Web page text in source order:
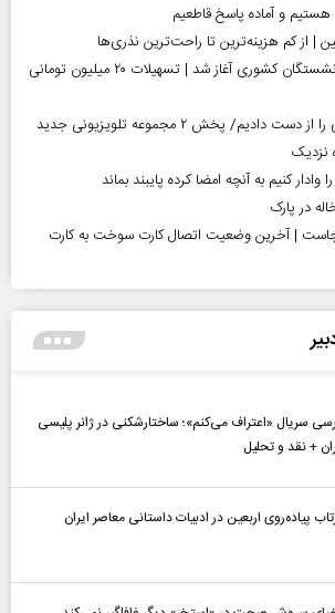
و آماده پاسخ قاطعیم
| از کم هزینه‌ترین تا راحت‌ترین نذری‌ها
ثبت‌نام وام اربعین بازنشستگان کشوری آغاز شد | تسهیلات ۲۰ میلیون تومانی
هنرمند منحصر‌به‌فردی را از دست دادیم/ پخش ۲ مجموعه تلویزیونی جدید
نزدیک
کنیم به آنچه امضا کرده پایبند بماند
پابرجاست | آخرین وضعیت اتصال کارت سوخت به کارت
سریال «اعتراف می‌کنم»؛ ساختارشکنی در ژانر پلیسی
+ نقد و تحلیل
پیاده‌روی اربعین در ادبیات داستانی معاصر ایران